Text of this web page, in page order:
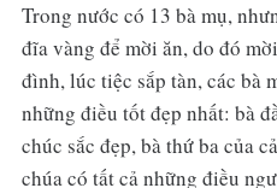
Trong nước có 13 bà mụ,
đĩa vàng để mời ăn, do đó
đình, lúc tiệc sắp tàn, các bà
những điều tốt đẹp nhất: bà
chúc sắc đẹp, bà thứ ba của
chúa có tất cả những điều